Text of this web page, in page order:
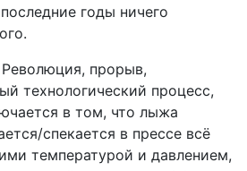
годы ничего
прорыв,
технологический процесс,
в том, что лыжа
спекается в прессе всё
температурой и давлением,